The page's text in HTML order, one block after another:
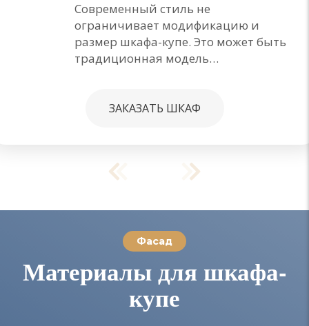
Современный стиль не
ограничивает модификацию и
размер шкафа-купе. Это может быть
традиционная модель…
ЗАКАЗАТЬ ШКАФ
Фасад
Материалы для шкафа-
купе